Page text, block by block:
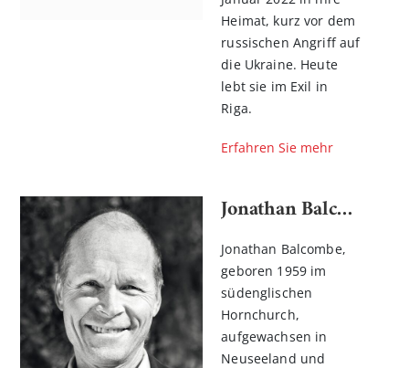
Heimat, kurz vor dem
russischen Angriff auf
die Ukraine. Heute
lebt sie im Exil in
Riga.
Erfahren Sie mehr
Jonathan Balcombe
Jonathan Balcombe,
geboren 1959 im
südenglischen
Hornchurch,
aufgewachsen in
Neuseeland und